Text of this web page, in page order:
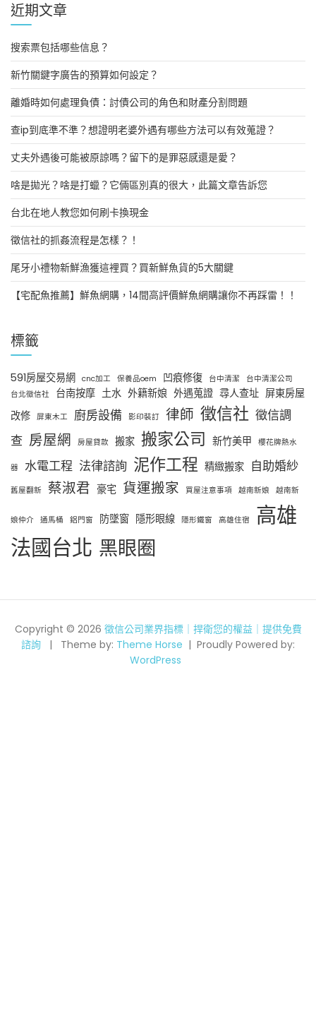
近期文章
搜索票包括哪些信息？
新竹關鍵字廣告的預算如何設定？
離婚時如何處理負債：討債公司的角色和財產分割問題
查ip到底準不準？想證明老婆外遇有哪些方法可以有效蒐證？
丈夫外遇後可能被原諒嗎？留下的是罪惡感還是愛？
啥是拋光？啥是打蠟？它倆區別真的很大，此篇文章告訴您
台北在地人教您如何刷卡換現金
徵信社的抓姦流程是怎樣？！
尾牙小禮物新鮮漁獲這裡買？買新鮮魚貨的5大關鍵
【宅配魚推薦】鮮魚網購，14間高評價鮮魚網購讓你不再踩雷！！
標籤
591房屋交易網 cnc加工 保養品oem 凹痕修復 台中清潔
台中清潔公司
台北徵信社
台南按摩 土水 外籍新娘 外遇蒐證 尋人查址 屏東房屋
改修 屏東木工 廚房設備 影印裝訂 律師 徵信社 徵信調
查 房屋網 房屋貸款 搬家 搬家公司 新竹美甲 櫻花牌熱水
器 水電工程 法律諮詢 泥作工程 精緻搬家 自助婚紗
舊屋翻新 蔡淑君 豪宅 貨運搬家 買屋注意事項 越南新娘 越南新
娘仲介 通馬桶 鋁門窗 防墜窗 隱形眼線 隱形鐵窗 高雄住宿
高雄
法國台北 黑眼圈
Copyright © 2026 徵信公司業界指標｜捍衛您的權益｜提供免費
諮詢
Theme by: Theme Horse
Proudly Powered by:
WordPress